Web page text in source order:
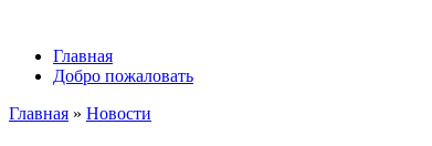
Главная
Добро пожаловать
Главная » Новости